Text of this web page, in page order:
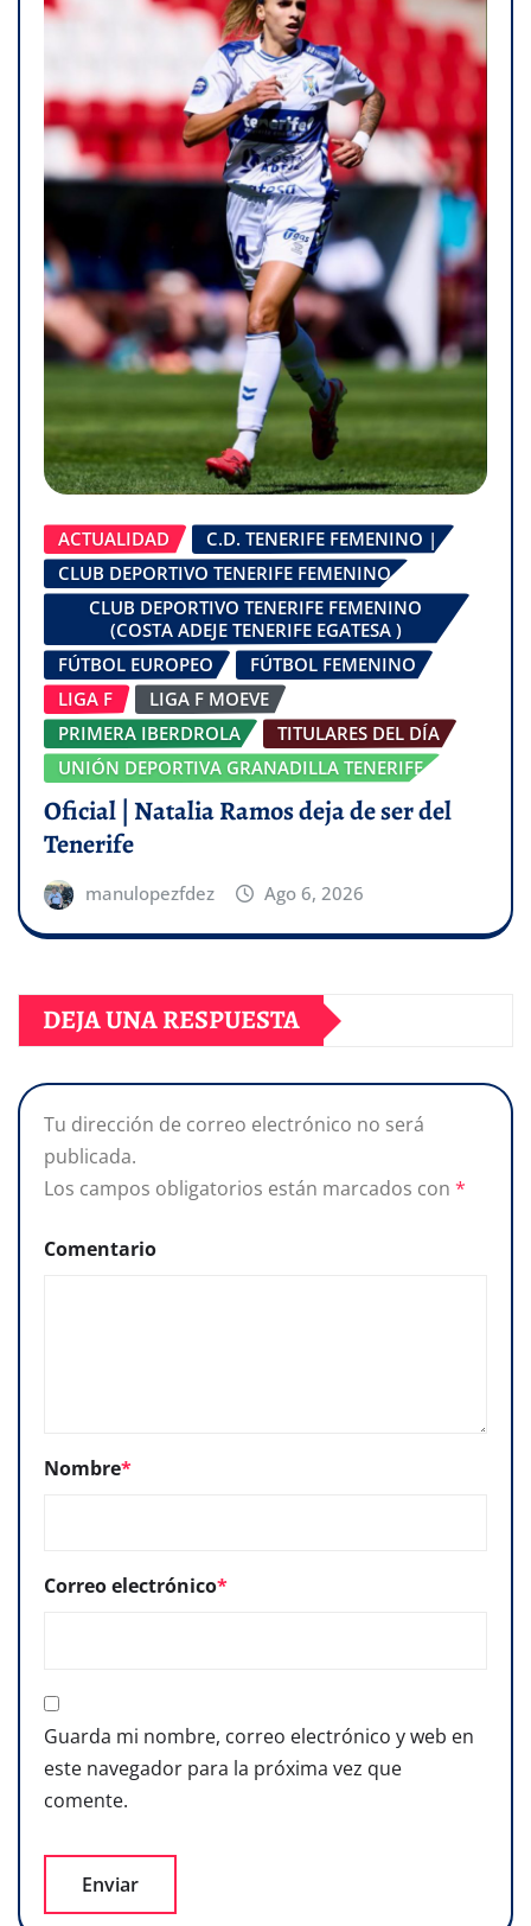
ACTUALIDAD
C.D. TENERIFE FEMENINO |
CLUB DEPORTIVO TENERIFE FEMENINO
CLUB DEPORTIVO TENERIFE FEMENINO
(COSTA ADEJE TENERIFE EGATESA )
FÚTBOL EUROPEO
FÚTBOL FEMENINO
LIGA F
LIGA F MOEVE
PRIMERA IBERDROLA
TITULARES DEL DÍA
UNIÓN DEPORTIVA GRANADILLA TENERIFE
Oficial | Natalia Ramos deja de ser del
Tenerife
manulopezfdez Ago 6, 2026
DEJA UNA RESPUESTA
Tu dirección de correo electrónico no será
publicada.
Los campos obligatorios están marcados con *
Comentario
Nombre*
Correo electrónico*
Guarda mi nombre, correo electrónico y web en
este navegador para la próxima vez que
comente.